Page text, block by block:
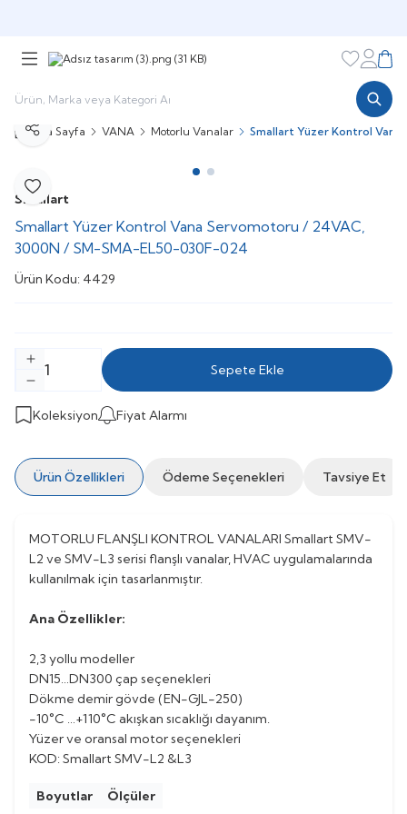
Favorilerim
Ana Sayfa VANA Motorlu Vanalar Smallart Yüzer Kontrol
Favoriye Ekle
Paylaş
Smallart
Smallart Yüzer Kontrol Vana Servomotoru / 24VAC,
3000N / SM-SMA-EL50-030F-024
Ürün Kodu: 4429
Sepete Ekle
Koleksiyon Fiyat Alarmı
Ürün Özellikleri Ödeme Seçenekleri Tavsiye Et
MOTORLU FLANŞLI KONTROL VANALARI Smallart SMV-
L2 ve SMV-L3 serisi flanşlı vanalar, HVAC uygulamalarında
kullanılmak için tasarlanmıştır.
Ana Özellikler:
2,3 yollu modeller
DN15…DN300 çap seçenekleri
Dökme demir gövde (EN-GJL-250)
-10°C …+110°C akışkan sıcaklığı dayanım.
Yüzer ve oransal motor seçenekleri
KOD: Smallart SMV-L2 &L3
Boyutlar
Ölçüler